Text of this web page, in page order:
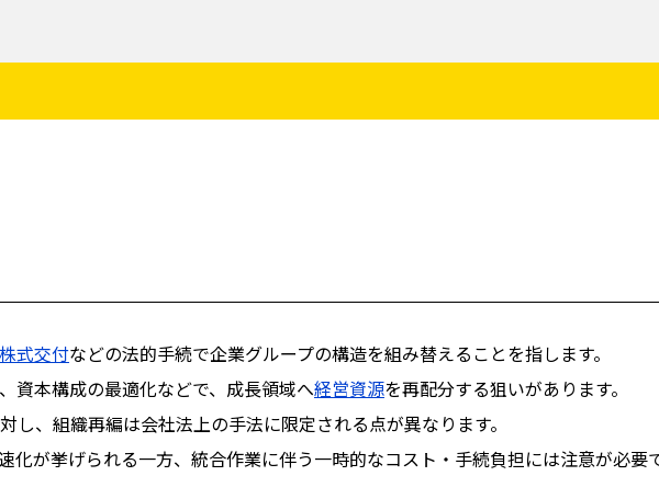
株式交付などの法的手続で企業グループの構造を組み替えることを指します。
資本構成の最適化などで、成長領域へ経営資源を再配分する狙いがあります。
、組織再編は会社法上の手法に限定される点が異なります。
化が挙げられる一方、統合作業に伴う一時的なコスト・手続負担には注意が必要で